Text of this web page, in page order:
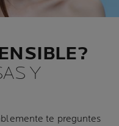
Y
te preguntes